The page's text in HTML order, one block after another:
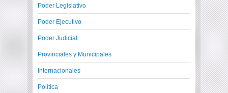
Poder Legislativo
Poder Ejecutivo
Poder Judicial
Provinciales y Municipales
Internacionales
Politica